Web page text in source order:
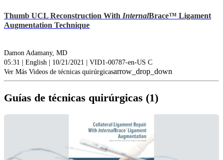
Thumb UCL Reconstruction With InternalBrace™ Ligament
Augmentation Technique
Damon Adamany, MD
05:31 | English | 10/21/2021 | VID1-00787-en-US C
Ver Más Videos de técnicas quirúrgicasarrow_drop_down
Guías de técnicas quirúrgicas (1)